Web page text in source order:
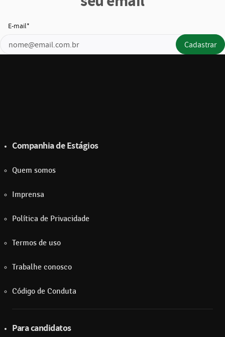
email_address_check
E-mail*
Cadastrar
Companhia de Estágios
Quem somos
Imprensa
Política de Privacidade
Termos de uso
Trabalhe conosco
Código de Conduta
Para candidatos